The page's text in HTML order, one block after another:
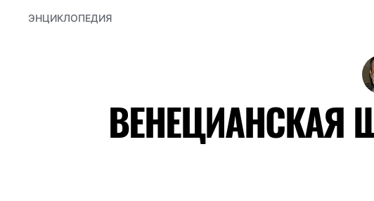
ЭНЦИКЛОПЕДИЯ
ВЕНЕЦИАНСКАЯ